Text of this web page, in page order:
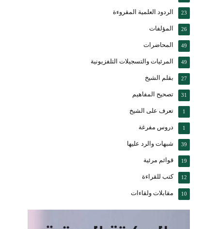
الردود العلمية المقروءة 23
المؤلفات 26
المحاضرات 49
المرئيات والتسجيلات التلفزيونية 49
بقلم الشيخ 27
تصحيح المفاهيم 31
تعرف على الشيخ 1
دروس مفرغة 1
شبهات والرد عليها 39
قوائم مرئية 19
كتب للقراءة 12
مقابلات ولقاءات 10